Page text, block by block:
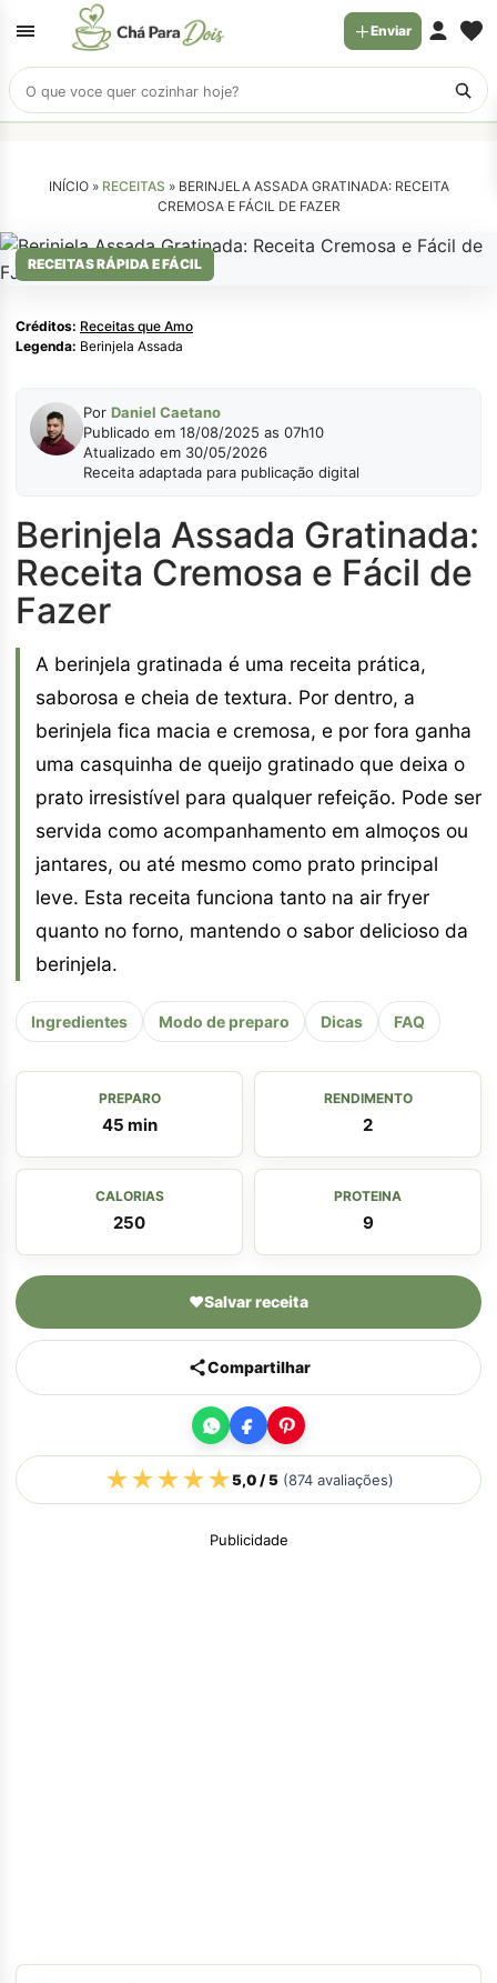
Buscar
receitas
Enviar
INÍCIO » RECEITAS » BERINJELA ASSADA GRATINADA: RECEITA
CREMOSA E FÁCIL DE FAZER
RECEITAS RÁPIDA E FÁCIL
Receitas que Amo
Créditos: Receitas que Amo
Legenda: Berinjela Assada
Por Daniel Caetano
Publicado em 18/08/2025 as 07h10
Atualizado em 30/05/2026
Receita adaptada para publicação digital
Berinjela Assada Gratinada:
Receita Cremosa e Fácil de
Fazer
A berinjela gratinada é uma receita prática,
saborosa e cheia de textura. Por dentro, a
berinjela fica macia e cremosa, e por fora ganha
uma casquinha de queijo gratinado que deixa o
prato irresistível para qualquer refeição. Pode ser
servida como acompanhamento em almoços ou
jantares, ou até mesmo como prato principal
leve. Esta receita funciona tanto na air fryer
quanto no forno, mantendo o sabor delicioso da
berinjela.
Ingredientes Modo de preparo Dicas FAQ
PREPARO
45 min
RENDIMENTO
2
CALORIAS
250
PROTEINA
9
♥Salvar receita
Compartilhar
★★★★★5,0/ 5(874avaliações)
Publicidade